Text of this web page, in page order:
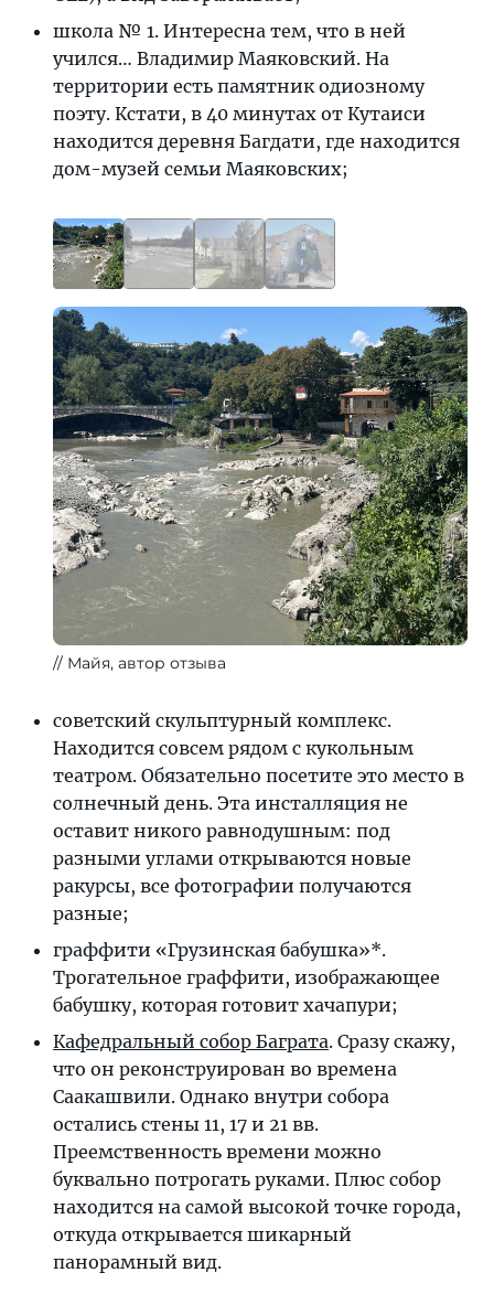
школа № 1. Интересна тем, что в ней
учился… Владимир Маяковский. На
территории есть памятник одиозному
поэту. Кстати, в 40 минутах от Кутаиси
находится деревня Багдати, где находится
дом-музей семьи Маяковских;
Майя, автор отзыва
советский скульптурный комплекс.
Находится совсем рядом с кукольным
театром. Обязательно посетите это место в
солнечный день. Эта инсталляция не
оставит никого равнодушным: под
разными углами открываются новые
ракурсы, все фотографии получаются
разные;
граффити «Грузинская бабушка»*.
Трогательное граффити, изображающее
бабушку, которая готовит хачапури;
Кафедральный собор Баграта. Сразу скажу,
что он реконструирован во времена
Саакашвили. Однако внутри собора
остались стены 11, 17 и 21 вв.
Преемственность времени можно
буквально потрогать руками. Плюс собор
находится на самой высокой точке города,
откуда открывается шикарный
панорамный вид.